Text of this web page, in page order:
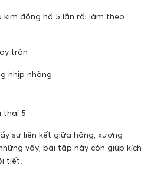
kim đồng hồ 5 lần rồi làm theo
tròn
nhịp nhàng
sự liên kết giữa hông, xương
vậy, bài tập này còn giúp kích
tiết.